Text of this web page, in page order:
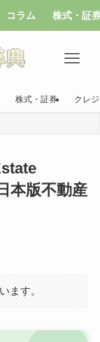
コラム 株式・証
株式・証券 クレ
本版不動産
ます。